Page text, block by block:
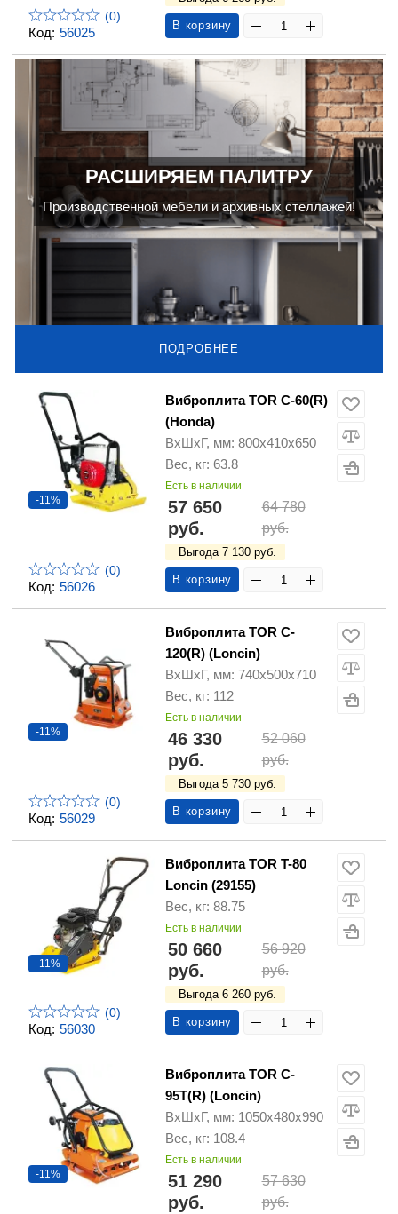
Код: 56025
(0)
В корзину
РАСШИРЯЕМ ПАЛИТРУ
Производственной мебели и архивных стеллажей!
ПОДРОБНЕЕ
Код: 56026
-11%
(0)
Виброплита TOR C-60(R)
(Honda)
ВхШхГ, мм: 800х410х650
Вес, кг: 63.8
Есть в наличии
57 650
руб.
64 780
руб.
Выгода 7 130 руб.
В корзину
Код: 56029
-11%
(0)
Виброплита TOR C-
120(R) (Loncin)
ВхШхГ, мм: 740x500x710
Вес, кг: 112
Есть в наличии
46 330
руб.
52 060
руб.
Выгода 5 730 руб.
В корзину
Код: 56030
-11%
(0)
Виброплита TOR T-80
Loncin (29155)
Вес, кг: 88.75
Есть в наличии
50 660
руб.
56 920
руб.
Выгода 6 260 руб.
В корзину
-11%
Виброплита TOR C-
95T(R) (Loncin)
ВхШхГ, мм: 1050х480х990
Вес, кг: 108.4
Есть в наличии
51 290
руб.
57 630
руб.